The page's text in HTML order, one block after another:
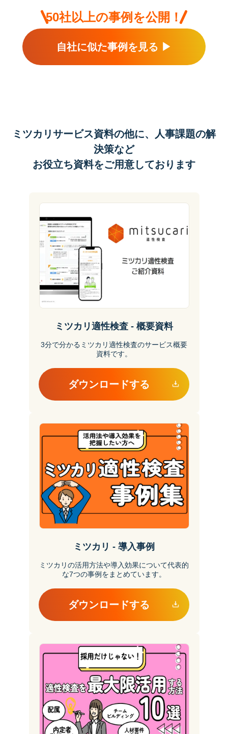
50社以上の事例を公開！
自社に似た事例を見る ▶︎
ミツカリサービス資料の他に、人事課題の解
決策など
お役立ち資料をご用意しております
ミツカリ適性検査 - 概要資料
3分で分かるミツカリ適性検査のサービス概要
資料です。
ダウンロードする
ミツカリ - 導入事例
ミツカリの活用方法や導入効果について代表的
な7つの事例をまとめています。
ダウンロードする